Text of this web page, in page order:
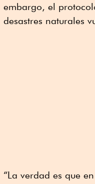
embargo, el
desastres naturales
“La verdad es que